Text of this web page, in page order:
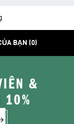
BẠN (0)
&